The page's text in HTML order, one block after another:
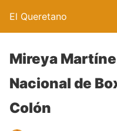
El Queretano
Mireya
Nacional de
Colón